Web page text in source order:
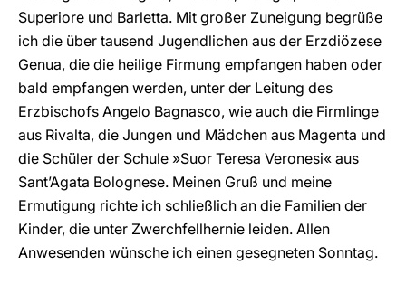
Superiore und Barletta. Mit großer Zuneigung begrüße
ich die über tausend Jugendlichen aus der Erzdiözese
Genua, die die heilige Firmung empfangen haben oder
bald empfangen werden, unter der Leitung des
Erzbischofs Angelo Bagnasco, wie auch die Firmlinge
aus Rivalta, die Jungen und Mädchen aus Magenta und
die Schüler der Schule »Suor Teresa Veronesi« aus
Sant’Agata Bolognese. Meinen Gruß und meine
Ermutigung richte ich schließlich an die Familien der
Kinder, die unter Zwerchfellhernie leiden. Allen
Anwesenden wünsche ich einen gesegneten Sonntag.